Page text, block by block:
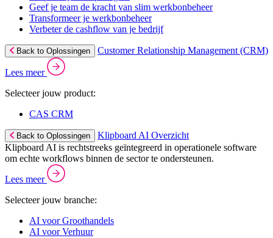
Geef je team de kracht van slim werkbonbeheer
Transformeer je werkbonbeheer
Verbeter de cashflow van je bedrijf
Back to Oplossingen Customer Relationship Management (CRM)
Lees meer
Selecteer jouw product:
CAS CRM
Back to Oplossingen
Klipboard AI Overzicht
Klipboard AI is rechtstreeks geïntegreerd in operationele software
om echte workflows binnen de sector te ondersteunen.
Lees meer
Selecteer jouw branche:
AI voor Groothandels
AI voor Verhuur